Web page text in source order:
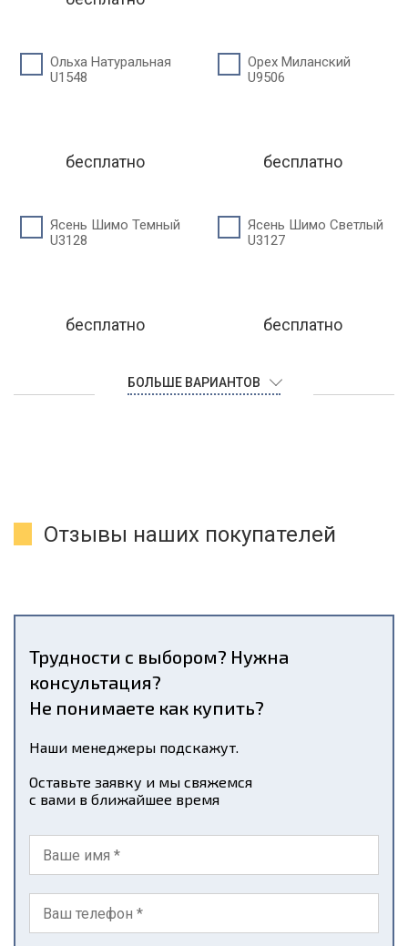
Ольха Натуральная
U1548
бесплатно
Орех Миланский
U9506
бесплатно
Ясень Шимо Темный
U3128
бесплатно
Ясень Шимо Светлый
U3127
бесплатно
БОЛЬШЕ ВАРИАНТОВ
Отзывы наших покупателей
Трудности с выбором? Нужна
консультация?
Не понимаете как купить?
Наши менеджеры подскажут.
Оставьте заявку и мы свяжемся
с вами в ближайшее время